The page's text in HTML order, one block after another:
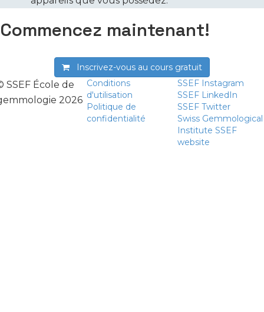
Commencez maintenant!
Inscrivez-vous au cours gratuit
SSEF École de
2026
Conditions
d'utilisation
Politique de
confidentialité
SSEF Instagram
SSEF LinkedIn
SSEF Twitter
Swiss Gemmological
Institute SSEF
website